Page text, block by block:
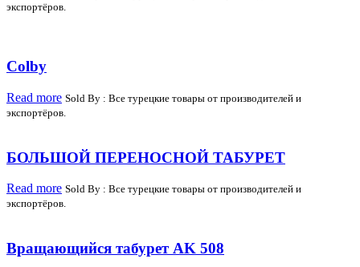
экспортёров.
Colby
Read more Sold By : Все турецкие товары от производителей и
экспортёров.
БОЛЬШОЙ ПЕРЕНОСНОЙ ТАБУРЕТ
Read more Sold By : Все турецкие товары от производителей и
экспортёров.
Вращающийся табурет AK 508